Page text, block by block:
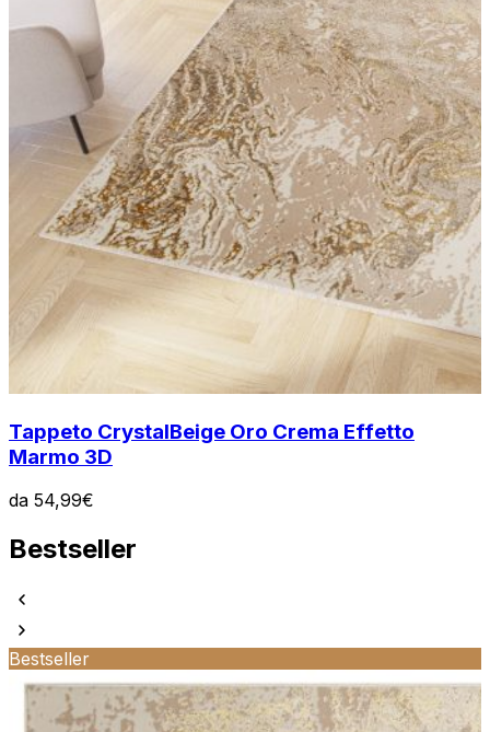
Tappeto CrystalBeige Oro Crema Effetto
Marmo 3D
da 54,99€
Bestseller
Bestseller